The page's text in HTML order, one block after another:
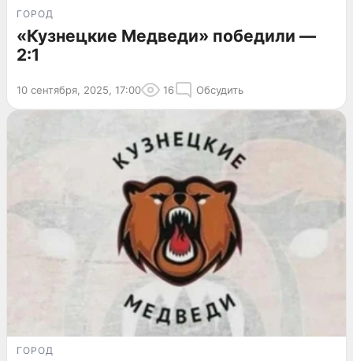
ГОРОД
«Кузнецкие Медведи» победили —
2:1
10 сентября, 2025, 17:00 16 Обсудить
ГОРОД